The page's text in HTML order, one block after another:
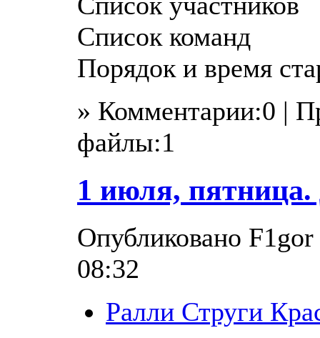
Список команд
Порядок и время
» Комментарии:0 |
файлы:1
1 июля, пятница.
Опубликовано
08:32
Ралли Струги